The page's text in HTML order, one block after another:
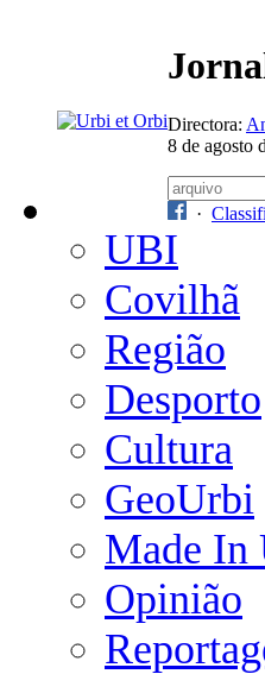
Directora:
8 de agosto
·
UBI
Covilhã
Região
Desporto
Cultura
GeoUrbi
Made In
Opinião